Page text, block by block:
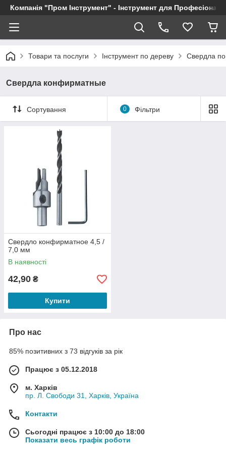
Компанія "Пром Інструмент" - Інструмент для
Товари та послуги Інструмент по дереву Свердла
Свердла конфирматные
Сортування 0 Фільтри
Свердло конфирматное 4,5 /
7,0 мм
В наявності
42,90 ₴
Купити
Про нас
85% позитивних з 73 відгуків за рік
Працює з 05.12.2018
м. Харків
пр. Л. Свободи 31, Харків, Україна
Контакти
Сьогодні працює з 10:00 до 18:00
Показати весь графік роботи